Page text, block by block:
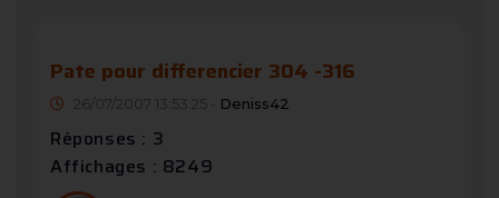
Pate pour differencier 304 -316
26/07/2007 13:53:25 - Deniss42
Réponses : 3
Affichages : 8249